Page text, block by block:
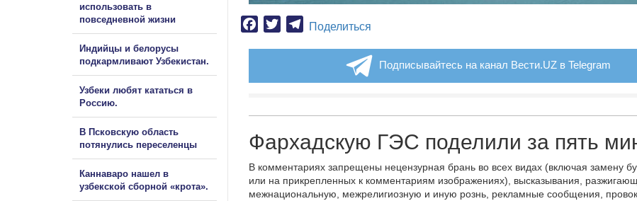
Facebook
TwitterTelegram
Поделиться
Подписывайтесь на канал Вести.UZ в Telegram
Фархадскую ГЭС поделили за пять
В комментариях запрещены нецензурная брань во всех видах (включая замену
или на прикрепленных к комментариям изображениях), высказывания,
межнациональную, межрелигиозную и иную рознь, рекламные сообщения,
использовать в
повседневной жизни
Индийцы и белорусы
подкармливают Узбекистан.
Узбеки любят кататься в
Россию.
В Псковскую область
потянулись переселенцы
Каннаваро нашел в
узбекской сборной «крота».